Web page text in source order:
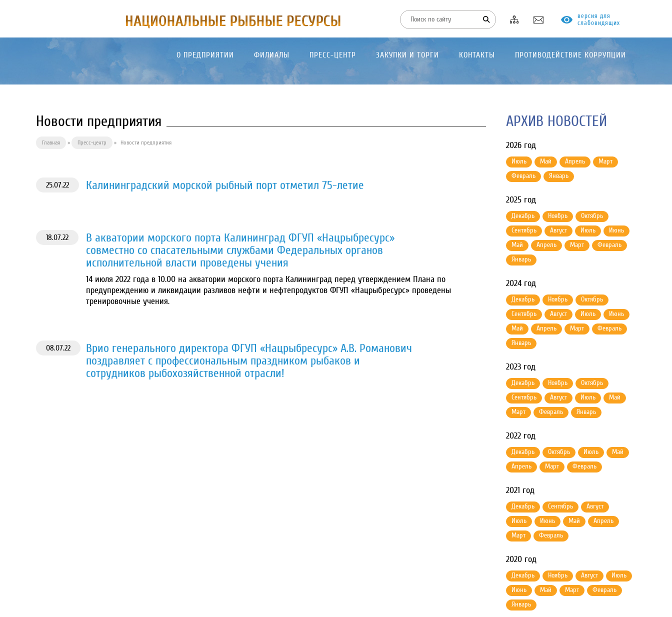
версия для
слабовидящих
О ПРЕДПРИЯТИИ ФИЛИАЛЫ ПРЕСС-ЦЕНТР ЗАКУПКИ И ТОРГИ КОНТАКТЫ ПРОТИВОДЕЙСТВИЕ КОРРУПЦИИ
Новости предприятия
Главная » Пресс-центр » Новости предприятия
25.07.22 Калининградский морской рыбный порт отметил 75-летие
18.07.22
В акватории морского порта Калининград ФГУП «Нацрыбресурс»
совместно со спасательными службами Федеральных органов
исполнительной власти проведены учения
14 июля 2022 года в 10.00 на акватории морского порта Калининград перед утверждением Плана по
предупреждению и ликвидации разливов нефти и нефтепродуктов ФГУП «Нацрыбресурс» проведены
тренировочные учения.
08.07.22
Врио генерального директора ФГУП «Нацрыбресурс» А.В. Романович
поздравляет с профессиональным праздником рыбаков и
сотрудников рыбохозяйственной отрасли!
АРХИВ НОВОСТЕЙ
2026 год
Июль Май Апрель
Март
Февраль
Январь
2025 год
Декабрь Ноябрь
Октябрь
Сентябрь
Август Июль
Июнь
Май
Апрель Март
Февраль
Январь
2024 год
Декабрь Ноябрь
Октябрь
Сентябрь
Август Июль
Июнь
Май
Апрель Март
Февраль
Январь
2023 год
Декабрь Ноябрь
Октябрь
Сентябрь
Август Июль
Май
Март
Февраль Январь
2022 год
Декабрь Октябрь Июль
Май
Апрель
Март Февраль
2021 год
Декабрь Сентябрь
Август
Июль
Июнь Май
Апрель
Март
Февраль
2020 год
Декабрь Ноябрь Август
Июль
Июнь
Май Март
Февраль
Январь